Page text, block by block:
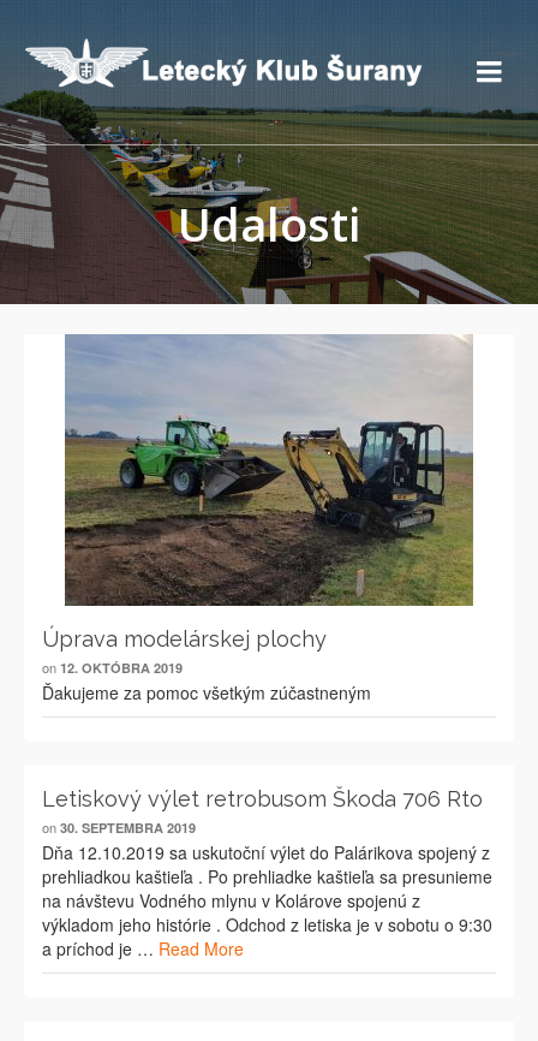
Udalosti
Úprava modelárskej plochy
on 12. OKTÓBRA 2019
Ďakujeme za pomoc všetkým zúčastneným
Letiskový výlet retrobusom Škoda 706 Rto
on 30. SEPTEMBRA 2019
Dňa 12.10.2019 sa uskutoční výlet do Palárikova spojený z
prehliadkou kaštieľa . Po prehliadke kaštieľa sa presunieme
na návštevu Vodného mlynu v Kolárove spojenú z
výkladom jeho histórie . Odchod z letiska je v sobotu o 9:30
a príchod je … Read More